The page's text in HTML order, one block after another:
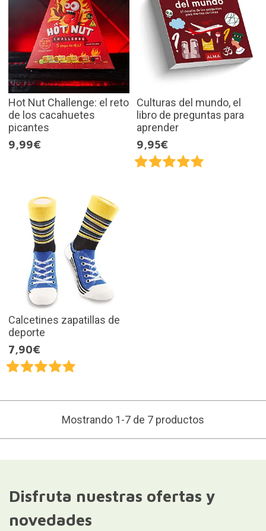
Hot Nut Challenge: el reto
de los cacahuetes
picantes
9,99€
Culturas del mundo, el
libro de preguntas para
aprender
9,95€
Calcetines zapatillas de
deporte
7,90€
Mostrando 1-7 de 7 productos
Disfruta nuestras ofertas y
novedades